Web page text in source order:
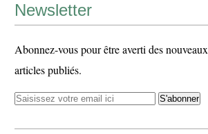
Newsletter
Abonnez-vous pour être averti des nouveaux
articles publiés.